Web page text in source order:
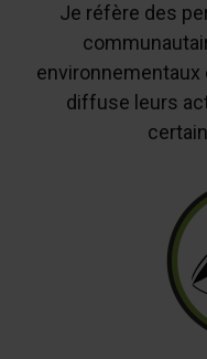
Je réfère des
environnementaux
diffuse leurs